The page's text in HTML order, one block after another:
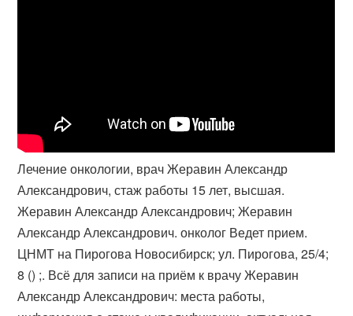
Лечение онкологии, врач Жеравин Александр
Александрович, стаж работы 15 лет, высшая.
Жеравин Александр Александрович; Жеравин
Александр Александрович. онколог Ведет прием.
ЦНМТ на Пирогова Новосибирск; ул. Пирогова, 25/4;
8 () ;. Всё для записи на приём к врачу Жеравин
Александр Александрович: места работы,